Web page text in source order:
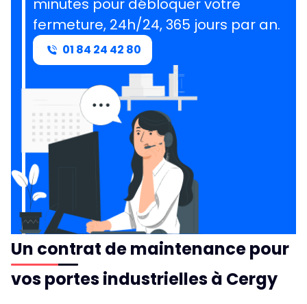
minutes pour débloquer votre
fermeture, 24h/24, 365 jours par an.
01 84 24 42 80
Un contrat de maintenance pour
vos portes industrielles à Cergy